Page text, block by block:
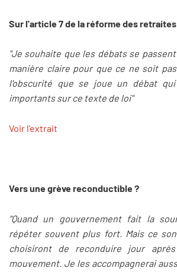
Sur l'article 7 de la réforme des
"Je souhaite que les débats se
manière claire pour que ce ne soit
l'obscurité que se joue un débat
importants sur ce texte de loi"
Voir l'extrait
Vers une grève reconductible ?
"Quand un gouvernement fait la
répéter souvent plus fort. Mais ce
choisiront de reconduire jour
mouvement. Je les accompagnerai